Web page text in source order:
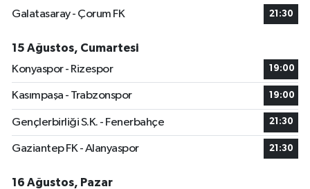
Galatasaray - Çorum FK
21:30
15 Ağustos, Cumartesi
Konyaspor - Rizespor
19:00
Kasımpaşa - Trabzonspor 19:00
Gençlerbirliği S.K. - Fenerbahçe 21:30
Gaziantep FK - Alanyaspor 21:30
16 Ağustos, Pazar